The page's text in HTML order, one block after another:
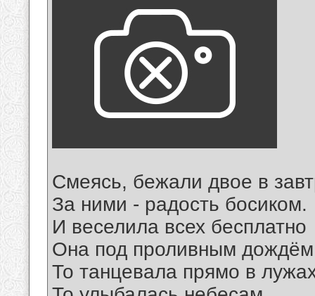
Смеясь, бежали двое в
За ними - радость босиком.
И веселила всех бесплатно
Она под проливным
То танцевала прямо в